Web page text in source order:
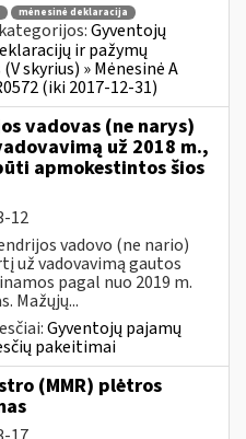
mėnesinė deklaracija
Gyventojų
ir pažymų
skyrius) » Mėnesinė A
(iki 2017-12-31)
vadovas (ne narys)
už 2018 m.,
apmokestintos šios
12
vadovo (ne nario)
už vadovavimą gautos
pagal nuo 2019 m.
Mažųjų...
Gyventojų pajamų
pakeitimai
(MMR) plėtros